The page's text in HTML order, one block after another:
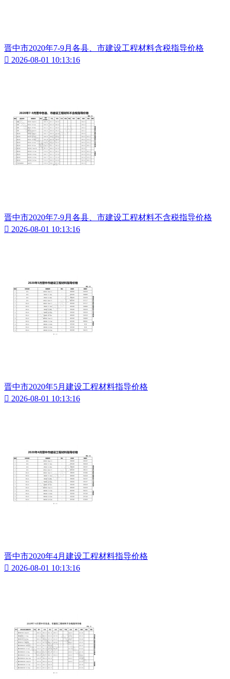
晋中市2020年7-9月各县、市建设工程材料含税指导价格
 2026-08-01 10:13:16
晋中市2020年7-9月各县、市建设工程材料不含税指导价格
 2026-08-01 10:13:16
晋中市2020年5月建设工程材料指导价格
 2026-08-01 10:13:16
晋中市2020年4月建设工程材料指导价格
 2026-08-01 10:13:16